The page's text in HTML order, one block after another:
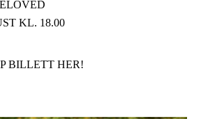
KL. 18.00
BILLETT HER!